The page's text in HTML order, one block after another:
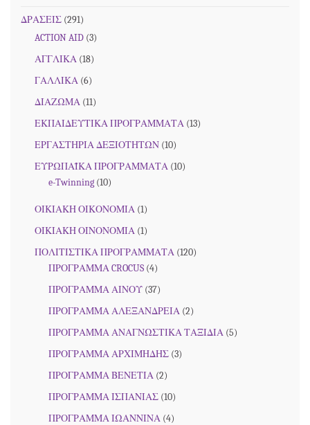
ΔΡΑΣΕΙΣ (291)
ACTION AID (3)
ΑΓΓΛΙΚΑ (18)
ΓΑΛΛΙΚΑ (6)
ΔΙΑΖΩΜΑ (11)
ΕΚΠΑΙΔΕΥΤΙΚΑ ΠΡΟΓΡΑΜΜΑΤΑ (13)
ΕΡΓΑΣΤΗΡΙΑ ΔΕΞΙΟΤΗΤΩΝ (10)
ΕΥΡΩΠΑΪΚΑ ΠΡΟΓΡΑΜΜΑΤΑ (10)
e-Twinning (10)
ΟΙΚΙΑΚΗ ΟΙΚΟΝΟΜΙΑ (1)
ΟΙΚΙΑΚΗ ΟΙΝΟΝΟΜΙΑ (1)
ΠΟΛΙΤΙΣΤΙΚΑ ΠΡΟΓΡΑΜΜΑΤΑ (120)
ΠΡΟΓΡΑΜΜΑ CROCUS (4)
ΠΡΟΓΡΑΜΜΑ ΑΙΝΟΥ (37)
ΠΡΟΓΡΑΜΜΑ ΑΛΕΞΑΝΔΡΕΙΑ (2)
ΠΡΟΓΡΑΜΜΑ ΑΝΑΓΝΩΣΤΙΚΑ ΤΑΞΙΔΙΑ (5)
ΠΡΟΓΡΑΜΜΑ ΑΡΧΙΜΗΔΗΣ (3)
ΠΡΟΓΡΑΜΜΑ ΒΕΝΕΤΙΑ (2)
ΠΡΟΓΡΑΜΜΑ ΙΣΠΑΝΙΑΣ (10)
ΠΡΟΓΡΑΜΜΑ ΙΩΑΝΝΙΝΑ (4)